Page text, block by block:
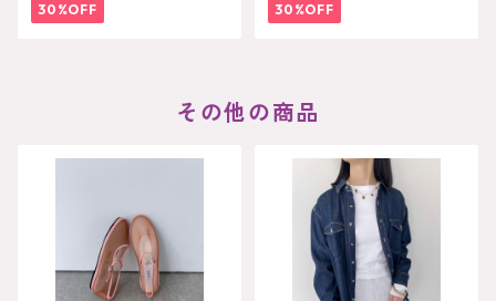
30%OFF 30%OFF
その他の商品